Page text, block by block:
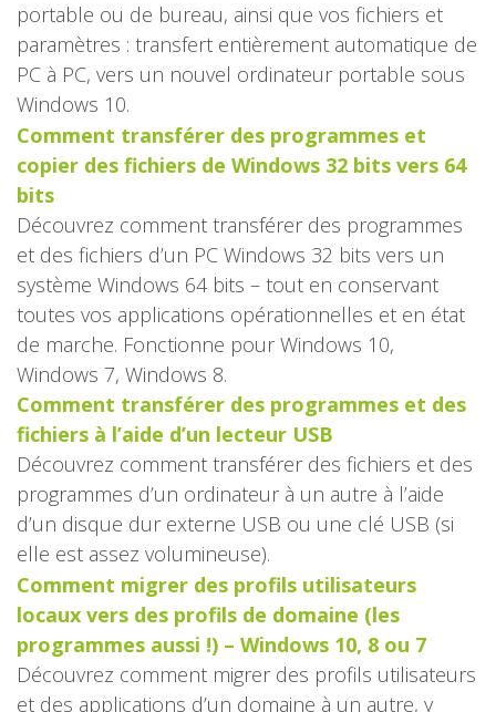
portable ou de bureau, ainsi que vos fichiers et
paramètres : transfert entièrement automatique de
PC à PC, vers un nouvel ordinateur portable sous
Windows 10.
Comment transférer des programmes et
copier des fichiers de Windows 32 bits vers 64
bits
Découvrez comment transférer des programmes
et des fichiers d’un PC Windows 32 bits vers un
système Windows 64 bits – tout en conservant
toutes vos applications opérationnelles et en état
de marche. Fonctionne pour Windows 10,
Windows 7, Windows 8.
Comment transférer des programmes et des
fichiers à l’aide d’un lecteur USB
Découvrez comment transférer des fichiers et des
programmes d’un ordinateur à un autre à l’aide
d’un disque dur externe USB ou une clé USB (si
elle est assez volumineuse).
Comment migrer des profils utilisateurs
locaux vers des profils de domaine (les
programmes aussi !) – Windows 10, 8 ou 7
Découvrez comment migrer des profils utilisateurs
et des applications d’un domaine à un autre, y